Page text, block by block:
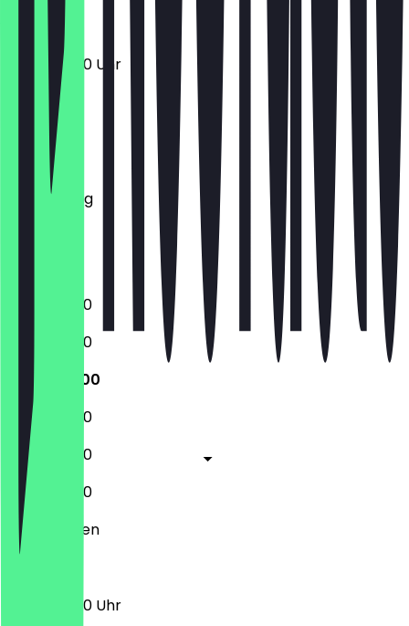
10:00 - 18:00 Uhr
Montag
Dienstag
Mittwoch
Donnerstag
10:00 - 18:00
10:00 - 18:00
10:00 - 18:00
10:00 - 18:00
10:00 - 18:00
10:00 - 18:00
Geschlossen
10:00 - 18:00 Uhr